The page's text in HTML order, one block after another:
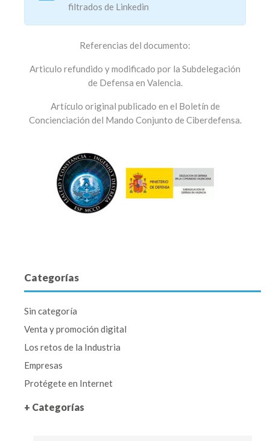
filtrados de Linkedin
Referencias del documento:
Articulo refundido y modificado por la Subdelegación
de Defensa en Valencia.
Artículo original publicado en el Boletín de
Concienciación del Mando Conjunto de Ciberdefensa.
Categorías
Sin categoría
Venta y promoción digital
Los retos de la Industria
Empresas
Protégete en Internet
+ Categorías